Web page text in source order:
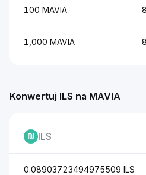
100 MAVIA
1,000 MAVIA
Konwertuj ILS na MAVIA
ILS
0.08903723494975509 ILS